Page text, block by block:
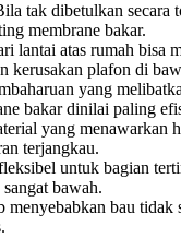
tak dibetulkan secara
membrane bakar.
lantai atas rumah bisa
kerusakan plafon di
yang
bakar dinilai paling
yang menawarkan
terjangkau.
untuk bagian
bawah.
menyebabkan bau tidak